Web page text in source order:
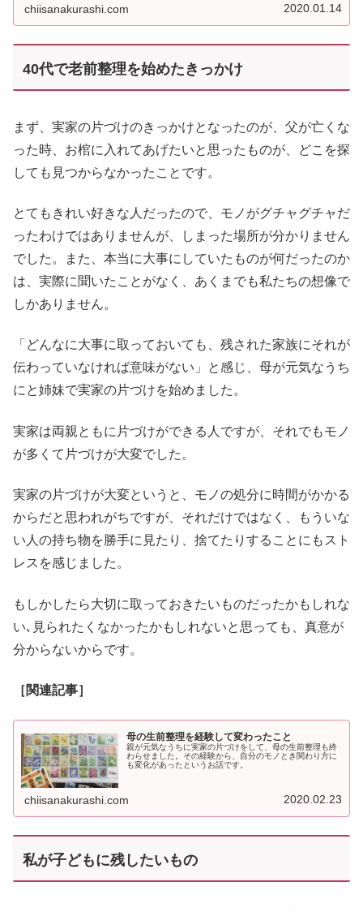
chiisanakurashi.com 2020.01.14
40代で老前整理を始めたきっかけ
まず、実家の片づけのきっかけとなったのが、父が亡くな
った時、お棺に入れてあげたいと思ったものが、どこを探
しても見つからなかったことです。
とてもきれい好きな人だったので、モノがグチャグチャだ
ったわけではありませんが、しまった場所が分かりません
でした。また、本当に大事にしていたものが何だったのか
は、実際に聞いたことがなく、あくまでも私たちの想像で
しかありません。
「どんなに大事に取っておいても、残された家族にそれが
伝わっていなければ意味がない」と感じ、母が元気なうち
にと姉妹で実家の片づけを始めました。
実家は両親ともに片づけができる人ですが、それでもモノ
が多くて片づけが大変でした。
実家の片づけが大変というと、モノの処分に時間がかかる
からだと思われがちですが、それだけではなく、もういな
い人の持ち物を勝手に見たり、捨てたりすることにもスト
レスを感じました。
もしかしたら大切に取っておきたいものだったかもしれな
い､見られたくなかったかもしれないと思っても、真意が
分からないからです。
［関連記事］
母の生前整理を経験して変わったこと
親が元気なうちに実家の片づけをして、母の生前整理も終
わらせました。その経験から、自分のモノとき関わり方に
も変化があったというお話です。
chiisanakurashi.com 2020.02.23
私が子どもに残したいもの